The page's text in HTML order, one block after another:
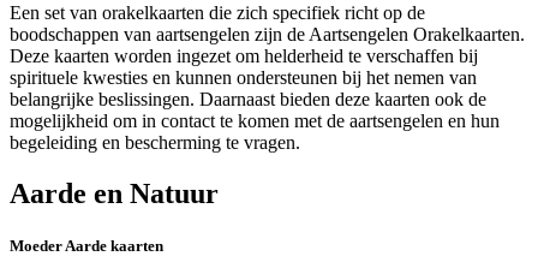
Een set van orakelkaarten die zich specifiek richt op de
boodschappen van aartsengelen zijn de Aartsengelen Orakelkaarten.
Deze kaarten worden ingezet om helderheid te verschaffen bij
spirituele kwesties en kunnen ondersteunen bij het nemen van
belangrijke beslissingen. Daarnaast bieden deze kaarten ook de
mogelijkheid om in contact te komen met de aartsengelen en hun
begeleiding en bescherming te vragen.
Aarde en Natuur
Moeder Aarde kaarten